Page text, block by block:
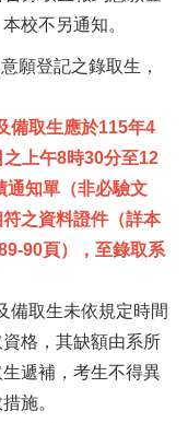
校不另通知。
願登記之錄取生，
備取生應於115年4
上午8時30分至12
通知單（非必驗文
之資料證件（詳本
90頁），至錄取系
備取生未依規定時間
格，其缺額由系所
遞補，考生不得異
施。